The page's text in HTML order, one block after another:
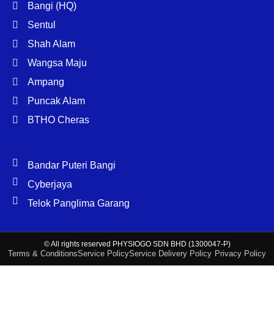
Bangi (HQ)
Sentul
Shah Alam
Wangsa Maju
Ampang
Puncak Alam
BTHO Cheras
Bandar Puteri Bangi
Cyberjaya
Telok Panglima Garang
© All rights reserved PHYSIOGO SDN BHD (1300047-P)
Terms & ConditionsService PolicyService Delivery Policy Privacy Policy